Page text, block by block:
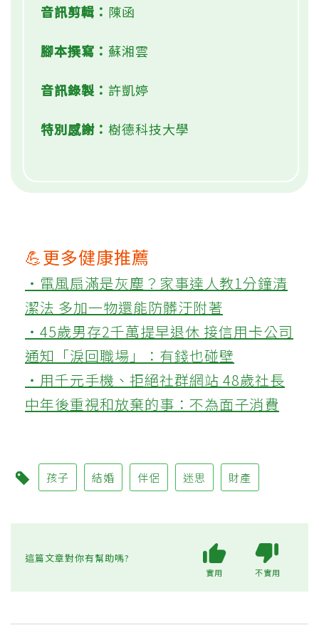
音訊剪輯： 陳函
腳本撰寫： 蘇湘雲
音訊錄製： 許凱婷
特別感謝： 樹德科技大學
💪更多健康推薦
‧電風扇滿是灰塵？家事達人教1分鐘清
潔法 多加一物還能防髒汙附著
‧45歲男存2千萬提早退休 接信用卡公司
通知「淚回職場」：有錢也碰壁
‧用千元手機、拒絕社群網站 48歲社長
中年後重視和放棄的事：不為面子消費
孩子 結婚 伴侶 迷思 財產
這篇文章對你有幫助嗎?
實用 不實用